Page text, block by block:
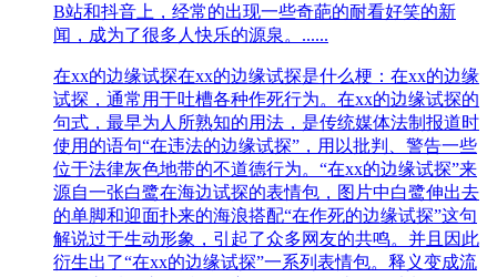
B站和抖音上，经常的出现一些奇葩的耐看好笑的新
闻，成为了很多人快乐的源泉。......
在xx的边缘试探在xx的边缘试探是什么梗：在xx的边缘
试探，通常用于吐槽各种作死行为。在xx的边缘试探的
句式，最早为人所熟知的用法，是传统媒体法制报道时
使用的语句“在违法的边缘试探”，用以批判、警告一些
位于法律灰色地带的不道德行为。“在xx的边缘试探”来
源自一张白鹭在海边试探的表情包，图片中白鹭伸出去
的单脚和迎面扑来的海浪搭配“在作死的边缘试探”这句
解说过于生动形象，引起了众多网友的共鸣。并且因此
衍生出了“在xx的边缘试探”一系列表情包。释义变成流